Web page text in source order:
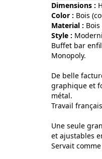
Dimensions :
Color :
bois
Material :
Style :
Buffet bar
Monopoly.
De belle
graphique et
métal.
Travail
Une seule
et ajustables
Servait